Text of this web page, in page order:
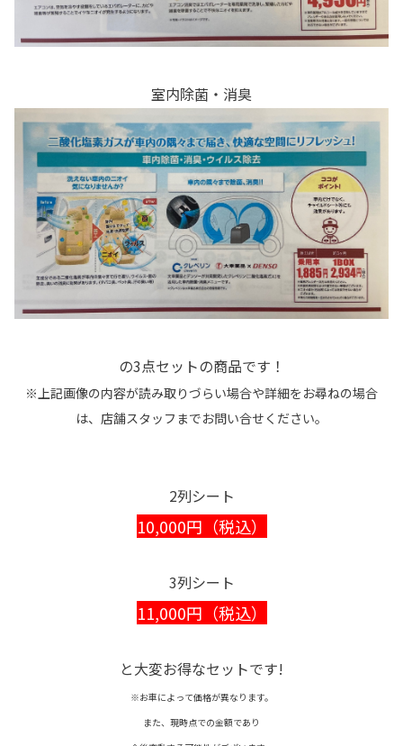
室内除菌・消臭
の3点セットの商品です！
※上記画像の内容が読み取りづらい場合や詳細をお尋ねの場合
は、店舗スタッフまでお問い合せください。
2列シート
10,000円（税込）
3列シート
11,000円（税込）
と大変お得なセットです!
※お車によって価格が異なります。
また、現時点での金額であり